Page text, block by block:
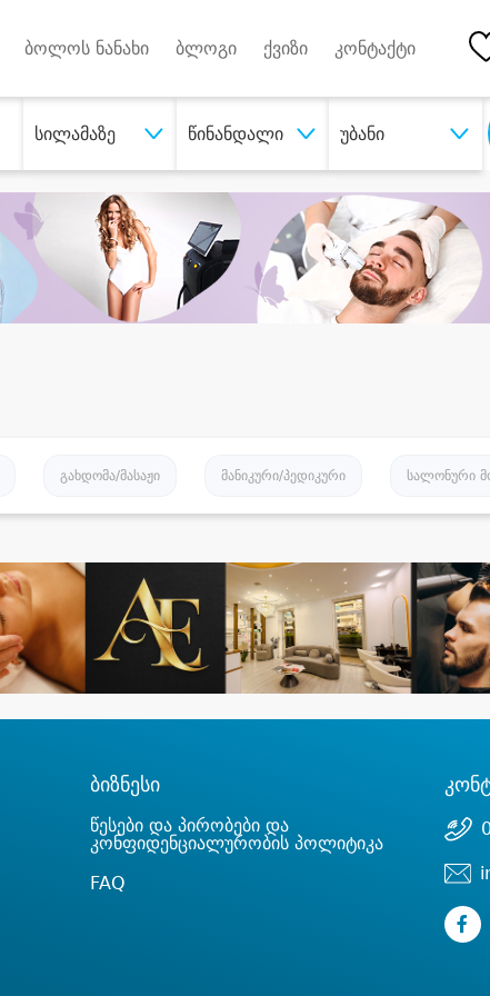
ბოლოს ნანახი ბლოგი ქვიზი კონტაქტი
სილამაზე წინანდალი უბანი
გახდომა/მასაჟი მანიკური/პედიკური სალონური
ბიზნესი
წესები და პირობები და
კონფიდენციალურობის პოლიტიკა
FAQ